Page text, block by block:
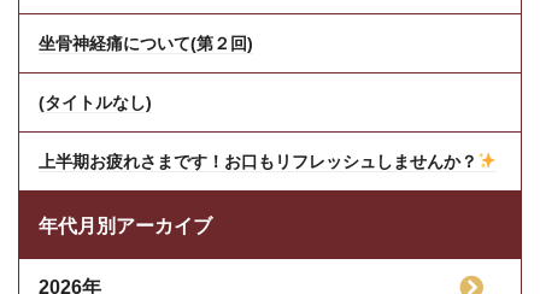
坐骨神経痛について(第２回)
(タイトルなし)
上半期お疲れさまです！お口もリフレッシュしませんか？
年代月別アーカイブ
2026年